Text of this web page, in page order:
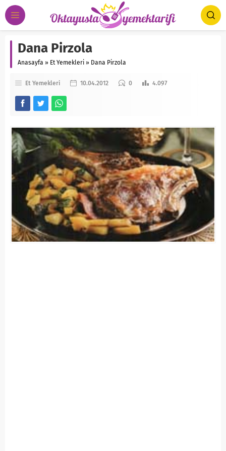
Dana Pirzola
Anasayfa » Et Yemekleri » Dana Pirzola
Et Yemekleri 10.04.2012 0 4.097